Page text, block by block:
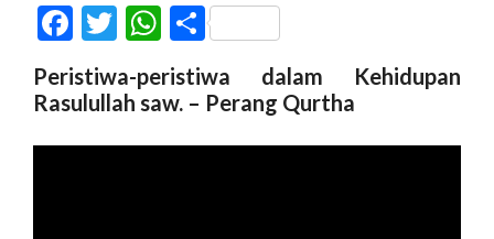
F
ac
e
T
itt
W
h
at
S
ar
Peristiwa-peristiwa dalam Kehidupan
Rasulullah saw. – Perang Qurtha